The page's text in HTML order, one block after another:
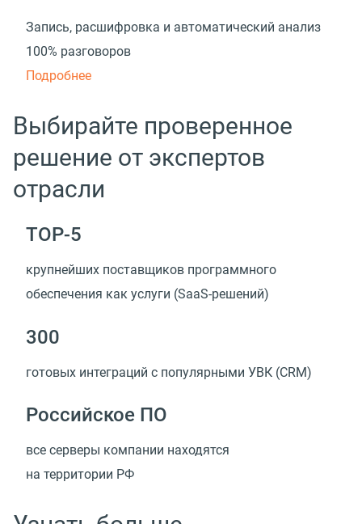
Запись, расшифровка и автоматический анализ
100% разговоров
Подробнее
Выбирайте проверенное
решение от экспертов
отрасли
TOP-5
крупнейших поставщиков программного
обеспечения как услуги (SaaS-решений)
300
готовых интеграций с популярными УВК (CRM)
Российское ПО
все серверы компании находятся
на территории РФ